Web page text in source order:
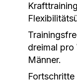
dreimal pro
Männer.